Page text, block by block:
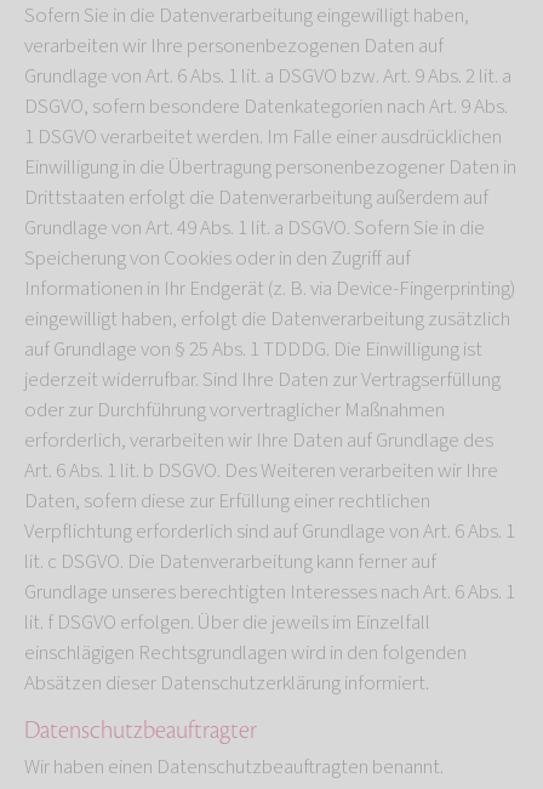
Sofern Sie in die Datenverarbeitung eingewilligt haben,
verarbeiten wir Ihre personenbezogenen Daten auf
Grundlage von Art. 6 Abs. 1 lit. a DSGVO bzw. Art. 9 Abs. 2 lit. a
DSGVO, sofern besondere Datenkategorien nach Art. 9 Abs.
1 DSGVO verarbeitet werden. Im Falle einer ausdrücklichen
Einwilligung in die Übertragung personenbezogener Daten in
Drittstaaten erfolgt die Datenverarbeitung außerdem auf
Grundlage von Art. 49 Abs. 1 lit. a DSGVO. Sofern Sie in die
Speicherung von Cookies oder in den Zugriff auf
Informationen in Ihr Endgerät (z. B. via Device-Fingerprinting)
eingewilligt haben, erfolgt die Datenverarbeitung zusätzlich
auf Grundlage von § 25 Abs. 1 TDDDG. Die Einwilligung ist
jederzeit widerrufbar. Sind Ihre Daten zur Vertragserfüllung
oder zur Durchführung vorvertraglicher Maßnahmen
erforderlich, verarbeiten wir Ihre Daten auf Grundlage des
Art. 6 Abs. 1 lit. b DSGVO. Des Weiteren verarbeiten wir Ihre
Daten, sofern diese zur Erfüllung einer rechtlichen
Verpflichtung erforderlich sind auf Grundlage von Art. 6 Abs. 1
lit. c DSGVO. Die Datenverarbeitung kann ferner auf
Grundlage unseres berechtigten Interesses nach Art. 6 Abs. 1
lit. f DSGVO erfolgen. Über die jeweils im Einzelfall
einschlägigen Rechtsgrundlagen wird in den folgenden
Absätzen dieser Datenschutzerklärung informiert.
Datenschutz­beauftragter
Wir haben einen Datenschutzbeauftragten benannt.